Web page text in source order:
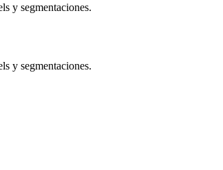
y segmentaciones.
y segmentaciones.